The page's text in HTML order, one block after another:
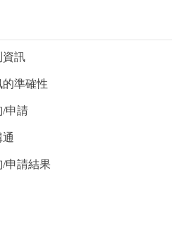
資訊
準確性
/申請
申請結果